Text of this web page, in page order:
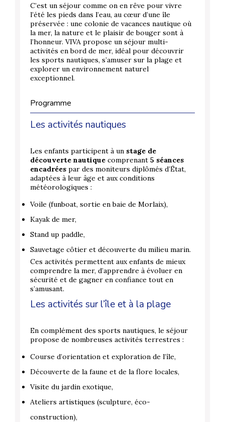
C’est un séjour comme on en rêve pour vivre
l’été les pieds dans l’eau, au cœur d’une île
préservée : une colonie de vacances nautique où
la mer, la nature et le plaisir de bouger sont à
l’honneur. VIVA propose un séjour multi-
activités en bord de mer, idéal pour découvrir
les sports nautiques, s’amuser sur la plage et
explorer un environnement naturel
exceptionnel.
Programme
Les activités nautiques
Les enfants participent à un stage de
découverte nautique comprenant 5 séances
encadrées par des moniteurs diplômés d’État,
adaptées à leur âge et aux conditions
météorologiques :
Voile (funboat, sortie en baie de Morlaix),
Kayak de mer,
Stand up paddle,
Sauvetage côtier et découverte du milieu marin.
Ces activités permettent aux enfants de mieux
comprendre la mer, d’apprendre à évoluer en
sécurité et de gagner en confiance tout en
s’amusant.
Les activités sur l’île et à la plage
En complément des sports nautiques, le séjour
propose de nombreuses activités terrestres :
Course d’orientation et exploration de l’île,
Découverte de la faune et de la flore locales,
Visite du jardin exotique,
Ateliers artistiques (sculpture, éco-
construction),